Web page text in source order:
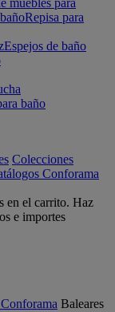
muebles para
Repisa para
Espejos de baño
baño
Colecciones
Conforama
en el carrito. Haz
e importes
Baleares